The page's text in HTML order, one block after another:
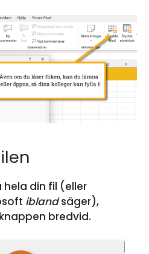
hela din fil (eller
iblandsäger),
bredvid.